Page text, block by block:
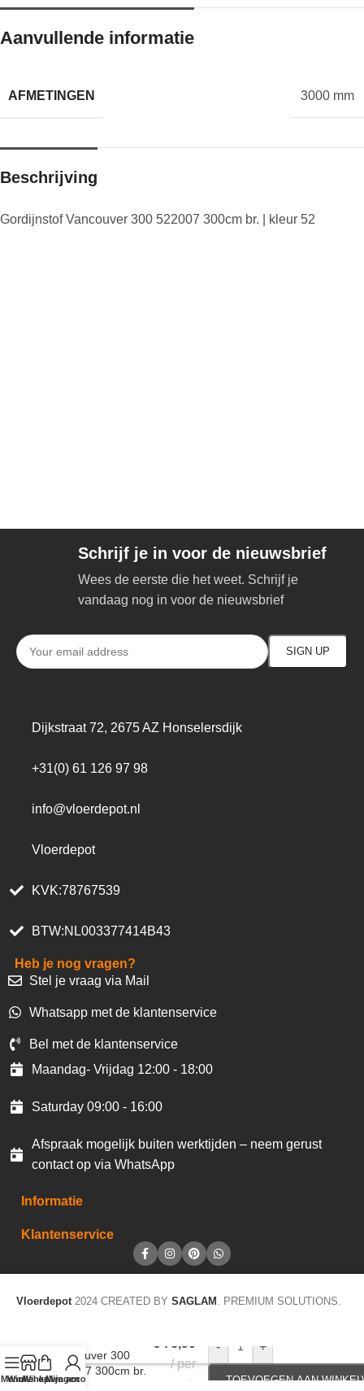
Aanvullende informatie
AFMETINGEN 3000 mm
Beschrijving
Gordijnstof Vancouver 300 522007 300cm br. | kleur 52
Schrijf je in voor de nieuwsbrief
Wees de eerste die het weet. Schrijf je
vandaag nog in voor de nieuwsbrief
Dijkstraat 72, 2675 AZ Honselersdijk
+31(0) 61 126 97 98
info@vloerdepot.nl
Vloerdepot
KVK:78767539
BTW:NL003377414B43
Heb je nog vragen?
Stel je vraag via Mail
Whatsapp met de klantenservice
Bel met de klantenservice
Maandag- Vrijdag 12:00 - 18:00
Saturday 09:00 - 16:00
Afspraak mogelijk buiten werktijden – neem gerust
contact op via WhatsApp
Informatie
Klantenservice
Vloerdepot 2024 CREATED BY SAGLAM . PREMIUM SOLUTIONS.
Menu
Winkel op
Winkelwagen
Mijn account
Vancouver 300
522007 300cm br.
kleur 52
€ 76,90
per
mtr
- +
TOEVOEGEN AAN